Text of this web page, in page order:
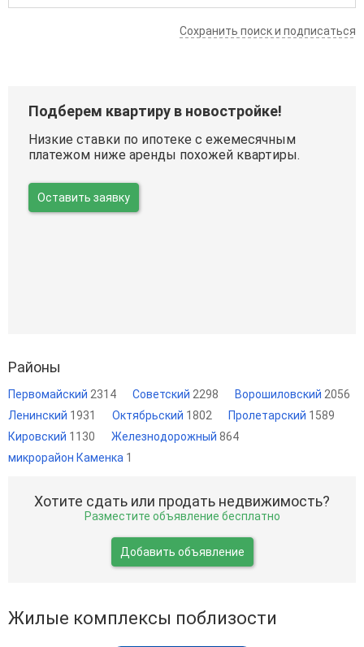
Сохранить поиск и подписаться
Подберем квартиру в новостройке!
Низкие ставки по ипотеке с ежемесячным
платежом ниже аренды похожей квартиры.
Оставить заявку
Районы
Первомайский 2314 Советский 2298 Ворошиловский 2056
Ленинский 1931 Октябрьский 1802 Пролетарский 1589
Кировский 1130 Железнодорожный 864
микрорайон Каменка 1
Хотите сдать или продать недвижимость?
Разместите объявление бесплатно
Добавить объявление
Жилые комплексы поблизости